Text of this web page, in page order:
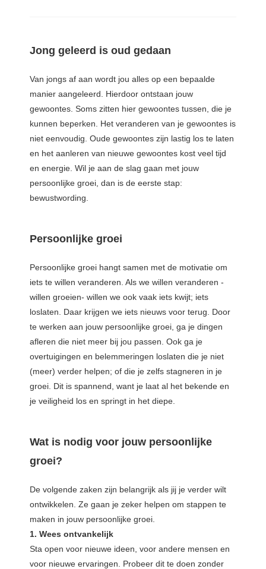
Jong geleerd is oud gedaan
Van jongs af aan wordt jou alles op een bepaalde
manier aangeleerd. Hierdoor ontstaan jouw
gewoontes. Soms zitten hier gewoontes tussen, die je
kunnen beperken. Het veranderen van je gewoontes is
niet eenvoudig. Oude gewoontes zijn lastig los te laten
en het aanleren van nieuwe gewoontes kost veel tijd
en energie. Wil je aan de slag gaan met jouw
persoonlijke groei, dan is de eerste stap:
bewustwording.
Persoonlijke groei
Persoonlijke groei hangt samen met de motivatie om
iets te willen veranderen. Als we willen veranderen -
willen groeien- willen we ook vaak iets kwijt; iets
loslaten. Daar krijgen we iets nieuws voor terug. Door
te werken aan jouw persoonlijke groei, ga je dingen
afleren die niet meer bij jou passen. Ook ga je
overtuigingen en belemmeringen loslaten die je niet
(meer) verder helpen; of die je zelfs stagneren in je
groei. Dit is spannend, want je laat al het bekende en
je veiligheid los en springt in het diepe.
Wat is nodig voor jouw persoonlijke
groei?
De volgende zaken zijn belangrijk als jij je verder wilt
ontwikkelen. Ze gaan je zeker helpen om stappen te
maken in jouw persoonlijke groei.
1. Wees ontvankelijk
Sta open voor nieuwe ideen, voor andere mensen en
voor nieuwe ervaringen. Probeer dit te doen zonder